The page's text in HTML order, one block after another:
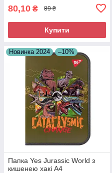
80,10 ₴ 89 ₴
Купити
Новинка 2024 –10%
Папка Yes Jurassic World з
кишенею хакі A4